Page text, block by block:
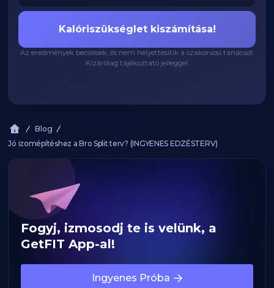
Kalóriszükséglet kiszámítása!
Az eredmények becslések, és nem helyettesítik a szakorvosi tanácsot.
Kizárólag tájékoztató jelleggel.
Blog
Jó izomépítéshez a Bro Split terv? (INGYENES EDZÉSTERV)
Fogyj, izmosodj te is velünk, a
GetFIT App-al!
Ingyenes Próba